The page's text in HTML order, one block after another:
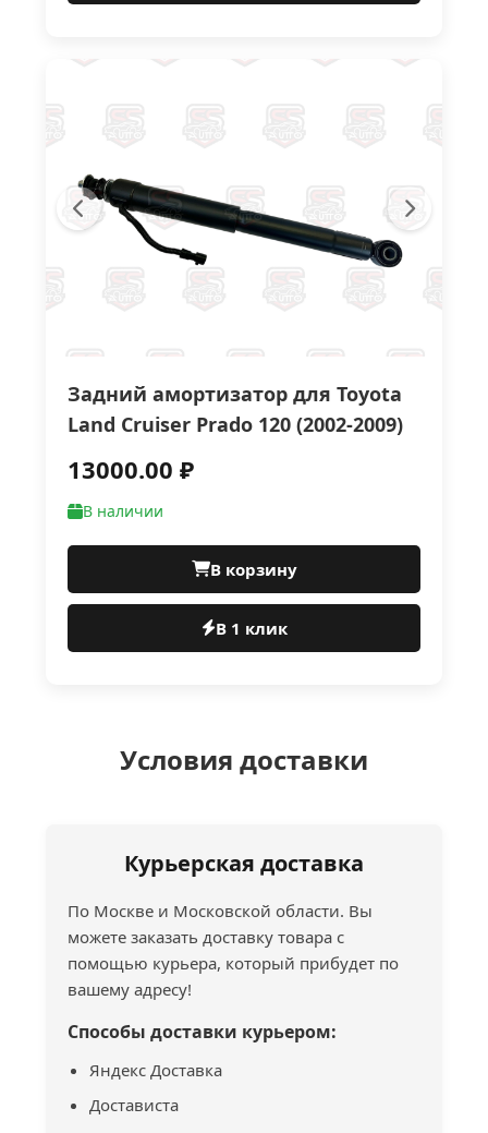
Задний амортизатор для Toyota
Land Cruiser Prado 120 (2002-2009)
13000.00 ₽
В наличии
В корзину
В 1 клик
Условия доставки
Курьерская доставка
По Москве и Московской области. Вы
можете заказать доставку товара с
помощью курьера, который прибудет по
вашему адресу!
Способы доставки курьером:
Яндекс Доставка
Достависта